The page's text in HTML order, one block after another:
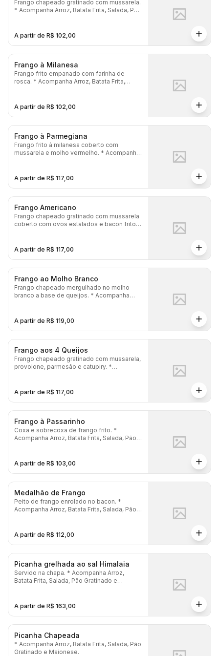
Frango chapeado gratinado com mussarela.
* Acompanha Arroz, Batata Frita, Salada, Pão
A partir de R$ 102,00
Frango à Milanesa
Frango frito empanado com farinha de
rosca. * Acompanha Arroz, Batata Frita,
A partir de R$ 102,00
Frango à Parmegiana
Frango frito à milanesa coberto com
mussarela e molho vermelho. * Acompanha
A partir de R$ 117,00
Frango Americano
Frango chapeado gratinado com mussarela
coberto com ovos estalados e bacon frito. *
A partir de R$ 117,00
Frango ao Molho Branco
Frango chapeado mergulhado no molho
branco a base de queijos. * Acompanha
A partir de R$ 119,00
Frango aos 4 Queijos
Frango chapeado gratinado com mussarela,
provolone, parmesão e catupiry. *
A partir de R$ 117,00
Frango à Passarinho
Coxa e sobrecoxa de frango frito. *
Acompanha Arroz, Batata Frita, Salada, Pão
A partir de R$ 103,00
Medalhão de Frango
Peito de frango enrolado no bacon. *
Acompanha Arroz, Batata Frita, Salada, Pão
A partir de R$ 112,00
Picanha grelhada ao sal Himalaia
Servido na chapa. * Acompanha Arroz,
Batata Frita, Salada, Pão Gratinado e
A partir de R$ 163,00
Picanha Chapeada
* Acompanha Arroz, Batata Frita, Salada, Pão
Gratinado e Maionese.